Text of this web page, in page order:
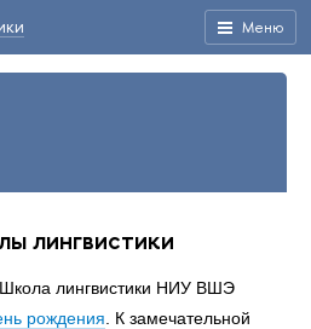
Меню
лингвистики
Школа лингвистики НИУ ВШЭ
рождения . К замечательной